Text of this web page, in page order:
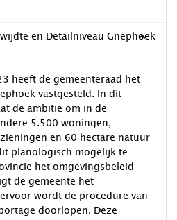
en Detailniveau Gnephoek
heeft de gemeenteraad het
vastgesteld. In dit
de ambitie om in de
5.500 woningen,
en 60 hectare natuur
planologisch mogelijk te
het omgevingsbeleid
de gemeente het
wordt de procedure van
doorlopen. Deze